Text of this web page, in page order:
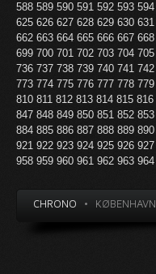
588 589 590 591 592 593 594
625 626 627 628 629 630 631
662 663 664 665 666 667 668
699 700 701 702 703 704 705
736 737 738 739 740 741 742
773 774 775 776 777 778 779
810 811 812 813 814 815 816
847 848 849 850 851 852 853
884 885 886 887 888 889 890
921 922 923 924 925 926 927
958 959 960 961 962 963 964
CHRONO • KØBENHAVN